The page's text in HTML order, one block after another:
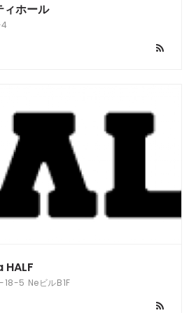
ィホール
18-5 NeビルB1F